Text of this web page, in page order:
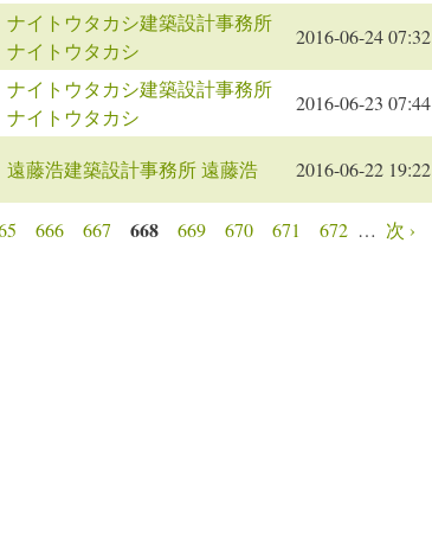
ナイトウタカシ建築設計事務所
ナイトウタカシ
2016-06-24 07:32
ナイトウタカシ建築設計事務所
ナイトウタカシ
2016-06-23 07:44
遠藤浩建築設計事務所 遠藤浩 2016-06-22 19:22
666 667 668 669 670 671 672 … 次 ›